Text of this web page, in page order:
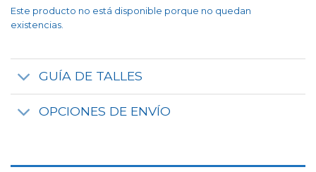
Este producto no está disponible porque no quedan
existencias.
GUÍA DE TALLES
OPCIONES DE ENVÍO